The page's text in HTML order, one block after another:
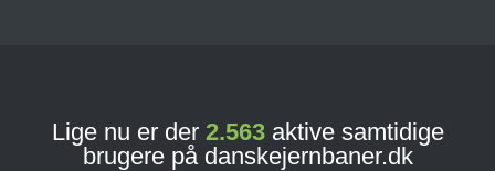
Lige nu er der 2.563aktive samtidige
brugere på danskejernbaner.dk